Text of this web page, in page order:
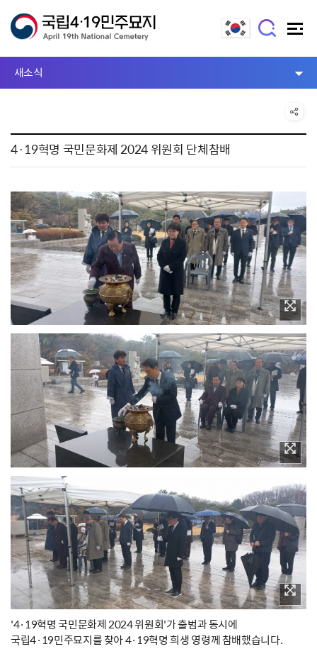
새소식
4·19혁명 국민문화제 2024 위원회 단체참배
'4·19혁명 국민문화제 2024 위원회'가 출범과 동시에
국립4·19민주묘지를 찾아 4·19혁명 희생 영령께 참배했습니다.